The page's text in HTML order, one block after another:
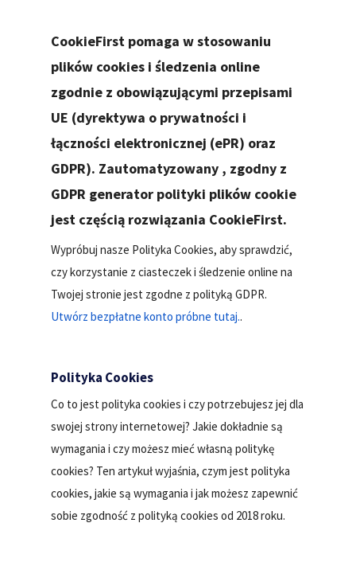
CookieFirst pomaga w stosowaniu
plików cookies i śledzenia online
zgodnie z obowiązującymi przepisami
UE (dyrektywa o prywatności i
łączności elektronicznej (ePR) oraz
GDPR). Zautomatyzowany , zgodny z
GDPR generator polityki plików cookie
jest częścią rozwiązania CookieFirst.
Wypróbuj nasze Polityka Cookies, aby sprawdzić,
czy korzystanie z ciasteczek i śledzenie online na
Twojej stronie jest zgodne z polityką GDPR.
Utwórz bezpłatne konto próbne tutaj..
Polityka Cookies
Co to jest polityka cookies i czy potrzebujesz jej dla
swojej strony internetowej? Jakie dokładnie są
wymagania i czy możesz mieć własną politykę
cookies? Ten artykuł wyjaśnia, czym jest polityka
cookies, jakie są wymagania i jak możesz zapewnić
sobie zgodność z polityką cookies od 2018 roku.